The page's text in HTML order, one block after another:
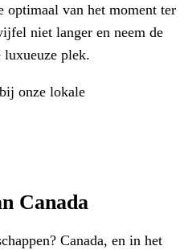
optimaal van het moment ter
niet langer en neem de
plek.
onze lokale
Canada
Canada, en in het